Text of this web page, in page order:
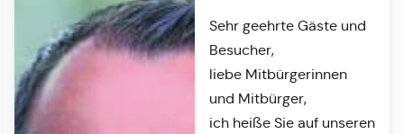
Sehr geehrte Gäste und
Besucher,
liebe Mitbürgerinnen
und Mitbürger,
ich heiße Sie auf unseren